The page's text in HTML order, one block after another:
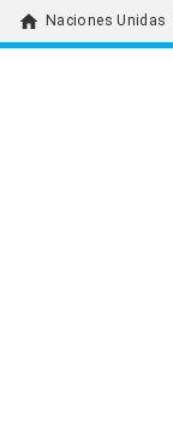
home Naciones Unidas